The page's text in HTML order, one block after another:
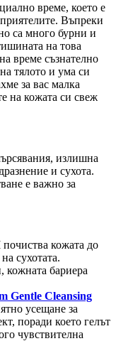
време, което е
Въпреки
са много бурни и
на това
време съзнателно
тялото и ума си
за вас малка
на кожата си свеж
излишна
и сухота.
е важно за
почиства кожата до
сухотата.
кожната бариера
Gentle Cleansing
усещане за
поради което гелът
чувствителна